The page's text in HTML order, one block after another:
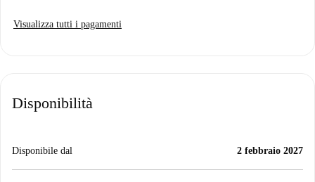
Visualizza tutti i pagamenti
Disponibilità
Disponibile dal 2 febbraio 2027